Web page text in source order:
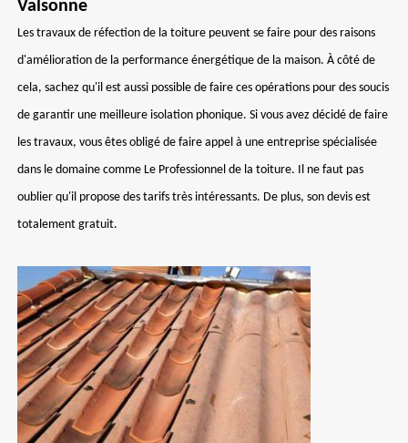
Valsonne
Les travaux de réfection de la toiture peuvent se faire pour des raisons
d'amélioration de la performance énergétique de la maison. À côté de
cela, sachez qu'il est aussi possible de faire ces opérations pour des soucis
de garantir une meilleure isolation phonique. Si vous avez décidé de faire
les travaux, vous êtes obligé de faire appel à une entreprise spécialisée
dans le domaine comme Le Professionnel de la toiture. Il ne faut pas
oublier qu'il propose des tarifs très intéressants. De plus, son devis est
totalement gratuit.